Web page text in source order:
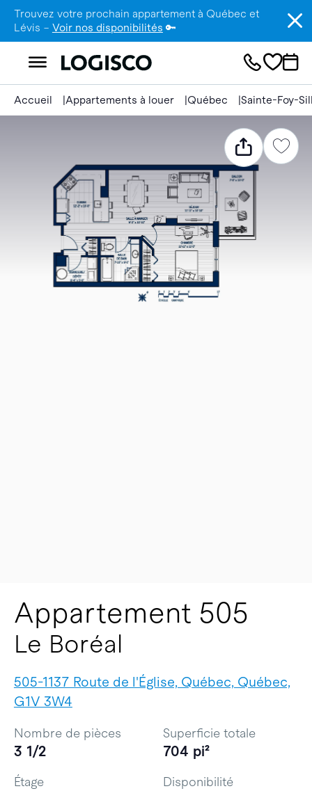
Trouvez votre prochain appartement à Québec et
Lévis – Voir nos disponibilités 🔑
Accueil Appartements à louer Québec Sainte-Foy-
Appartement 505
Le Boréal
505-1137 Route de l'Église, Québec, Québec,
G1V 3W4
Nombre de pièces
3 1/2
Superficie totale
704 pi²
Étage Disponibilité